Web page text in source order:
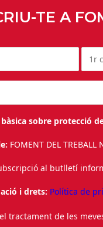
TE A
sobre protecció
FOMENT DEL TREBALL
al butlletí
i drets: Política de
tractament de les